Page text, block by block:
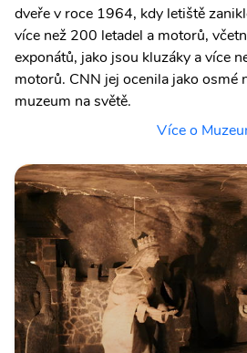
dveře v roce 1964, kdy letiště
více než 200 letadel a motorů,
exponátů, jako jsou kluzáky a více
motorů. CNN jej ocenila jako osmé
muzeum na světě.
Více o